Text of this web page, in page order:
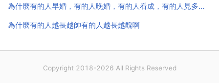
為什麼有的人早婚，有的人晚婚，有的人看成，有的人見多少黃多少，又有的男人左挑你右挑你的都能
為什麼有的人越長越帥有的人越長越醜啊
Copyright 2018-2026 All Rights Reserved